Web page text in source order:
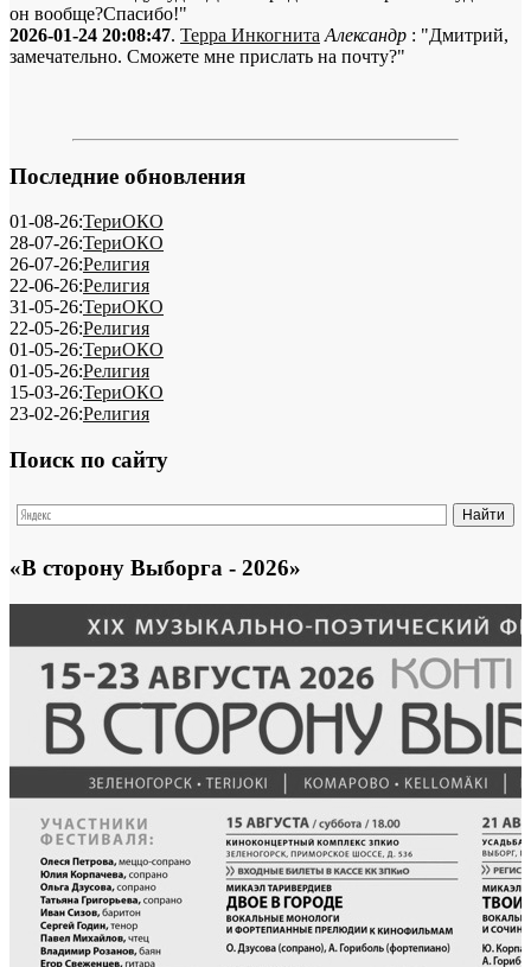
он вообще?Спасибо!"
2026-01-24 20:08:47. Терра Инкогнита Александр : "Дмитрий,
замечательно. Сможете мне прислать на почту?"
Последние обновления
01-08-26:ТериОКО
28-07-26:ТериОКО
26-07-26:Религия
22-06-26:Религия
31-05-26:ТериОКО
22-05-26:Религия
01-05-26:ТериОКО
01-05-26:Религия
15-03-26:ТериОКО
23-02-26:Религия
Поиск по сайту
«В сторону Выборга - 2026»